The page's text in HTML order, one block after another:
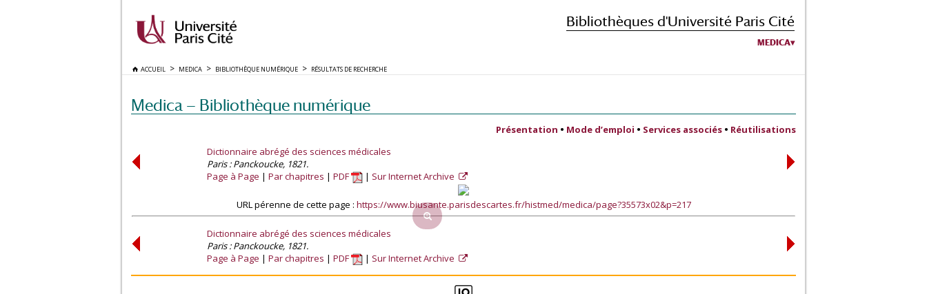
Bibliothèques d'Université Paris Cité
MEDICA
ACCUEIL MEDICA BIBLIOTHÈQUE NUMÉRIQUE RÉSULTATS DE RECHERCHE
Medica — Bibliothèque numérique
Présentation • Mode d’emploi • Services associés • Réutilisations
Dictionnaire abrégé des sciences médicales
Paris : Panckoucke, 1821.
Page à Page
Par chapitres PDF Sur Internet Archive
URL pérenne de cette page : https://www.biusante.parisdescartes.fr/histmed/medica/page?35573x02&p=217
Dictionnaire abrégé des sciences médicales
Paris : Panckoucke, 1821.
Page à Page
Par chapitres PDF Sur Internet Archive